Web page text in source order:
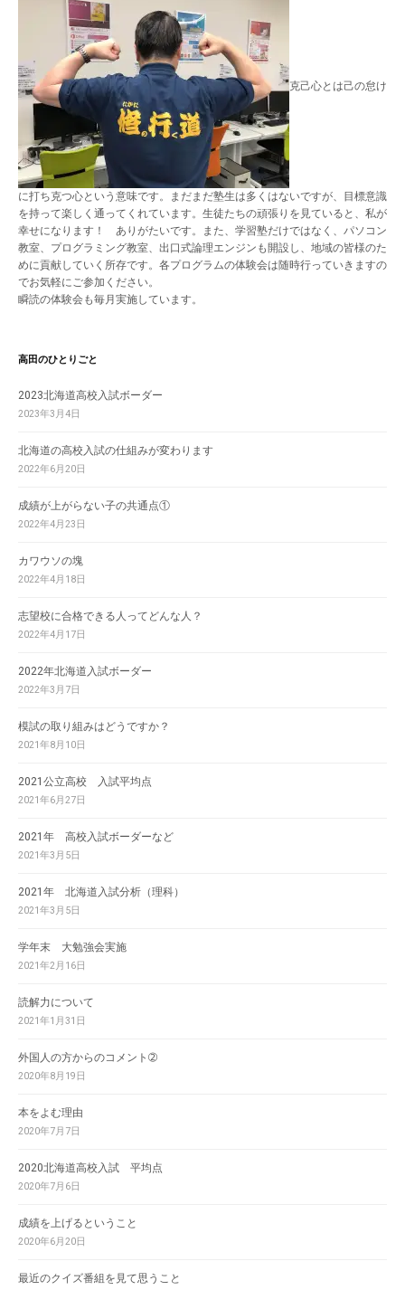
克己心とは己の怠け
に打ち克つ心という意味です。まだまだ塾生は多くはないですが、目標意識
を持って楽しく通ってくれています。生徒たちの頑張りを見ていると、私が
幸せになります！ ありがたいです。また、学習塾だけではなく、パソコン
教室、プログラミング教室、出口式論理エンジンも開設し、地域の皆様のた
めに貢献していく所存です。各プログラムの体験会は随時行っていきますの
でお気軽にご参加ください。
瞬読の体験会も毎月実施しています。
高田のひとりごと
2023北海道高校入試ボーダー
2023年3月4日
北海道の高校入試の仕組みが変わります
2022年6月20日
成績が上がらない子の共通点①
2022年4月23日
カワウソの塊
2022年4月18日
志望校に合格できる人ってどんな人？
2022年4月17日
2022年北海道入試ボーダー
2022年3月7日
模試の取り組みはどうですか？
2021年8月10日
2021公立高校 入試平均点
2021年6月27日
2021年 高校入試ボーダーなど
2021年3月5日
2021年 北海道入試分析（理科）
2021年3月5日
学年末 大勉強会実施
2021年2月16日
読解力について
2021年1月31日
外国人の方からのコメント➁
2020年8月19日
本をよむ理由
2020年7月7日
2020北海道高校入試 平均点
2020年7月6日
成績を上げるということ
2020年6月20日
最近のクイズ番組を見て思うこと